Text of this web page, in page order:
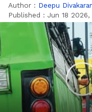
Author : Deepu
Published : Jun 18 2026,